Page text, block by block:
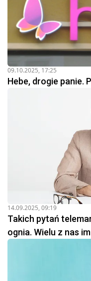
09.10.2025, 17:25
Hebe, drogie panie.
14.09.2025, 09:19
Takich pytań
ognia. Wielu z nas